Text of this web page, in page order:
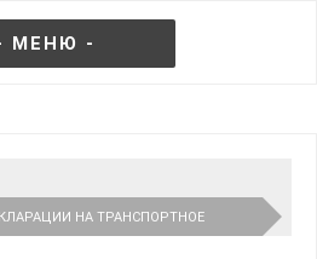
МЕНЮ -
НА ТРАНСПОРТНОЕ